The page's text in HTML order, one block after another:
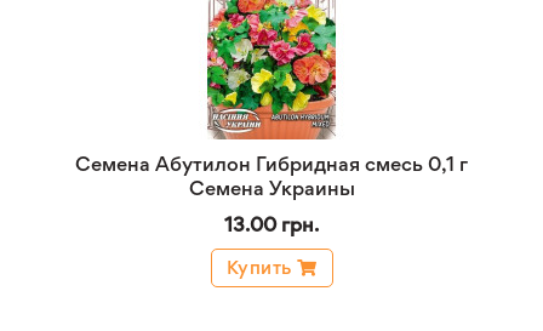
Семена Абутилон Гибридная смесь 0,1 г
Семена Украины
13.00 грн.
Купить